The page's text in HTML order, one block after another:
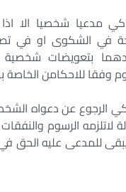
مدعيا شخصيا الا
في الشكوى او في
بتعويضات شخصية
وفقا للاحكامن الخاصة
الرجوع عن دعواه
لاتلزمه الرسوم
للمدعى عليه الحق في